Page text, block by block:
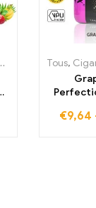
Cigarettes ,
Tous, Cigarettes
fraîche
€9,64